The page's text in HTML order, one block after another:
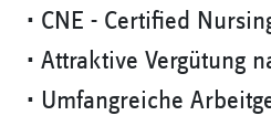
• CNE - Certified
• Attraktive Vergütung
• Umfangreiche